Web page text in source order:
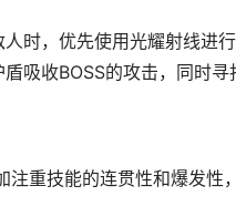
时，优先使用光耀射线进
吸收BOSS的攻击，同时寻
重技能的连贯性和爆发性